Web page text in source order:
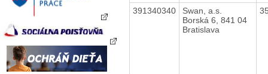
391340340
Swan, a.s.
Borská 6, 841 04
Bratislava